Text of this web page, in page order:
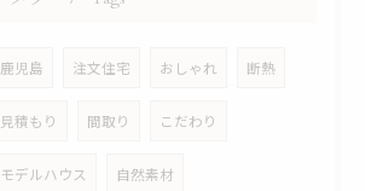
鹿児島 注文住宅 おしゃれ 断熱
見積もり 間取り こだわり
モデルハウス 自然素材